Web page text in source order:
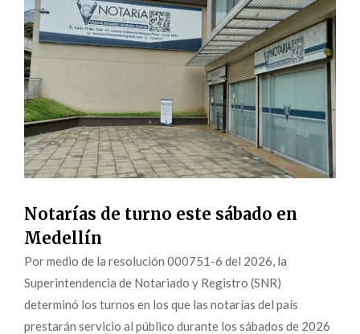
Notarías de turno este sábado en
Medellín
Por medio de la resolución 000751-6 del 2026, la
Superintendencia de Notariado y Registro (SNR)
determinó los turnos en los que las notarías del país
prestarán servicio al público durante los sábados de 2026